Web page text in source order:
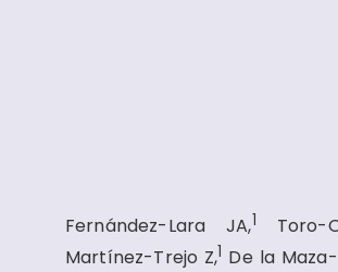
Fernández-Lara JA,1 Toro-
Martínez-Trejo Z,1 De la